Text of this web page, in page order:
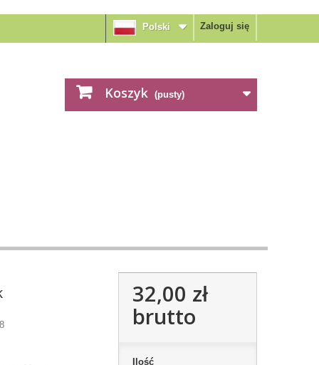
Zaloguj się
Polski
Koszyk (pusty)
32,00 zł
brutto
Ilość